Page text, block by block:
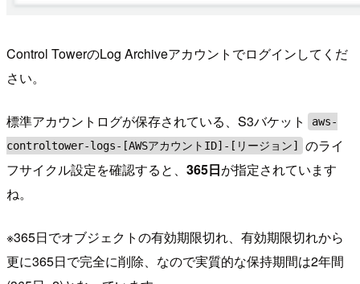
Control TowerのLog Archiveアカウントでログインしてくだ
さい。
標準アカウントログが保存されている、S3バケット
aws-
controltower-logs-[AWSアカウントID]-[リージョン]
のライ
フサイクル設定を確認すると、 365日が指定されています
ね。
※365日でオブジェクトの有効期限切れ、有効期限切れから
更に365日で完全に削除、なので実質的な保持期間は2年間